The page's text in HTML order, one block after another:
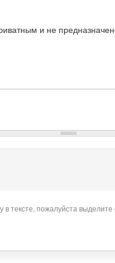
и не
в тексте, пожалуйста